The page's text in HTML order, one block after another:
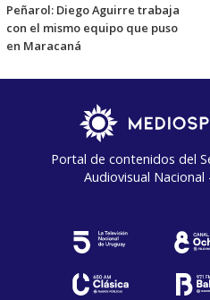
Peñarol: Diego Aguirre trabaja
con el mismo equipo que puso
en Maracaná
Portal de contenidos del
Audiovisual Nacional